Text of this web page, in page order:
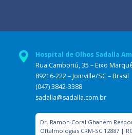
Hospital de Olhos Sadalla
Rua Camboriú, 35 – Eixo
89216-222 – Joinville/SC – Brasil
(047) 3842-3388
sadalla@sadalla.com.br
Dr. Ramon Coral Ghanem
Oftalmologias CRM-SC 12887 |